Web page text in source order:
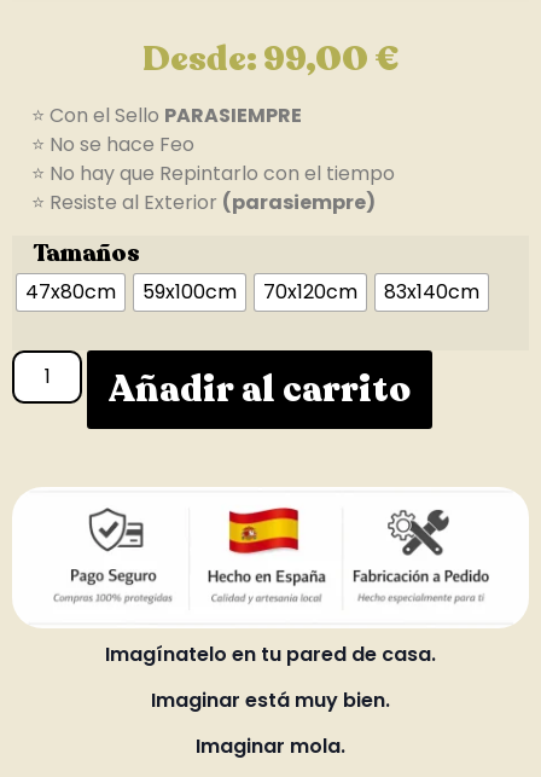
Desde:99,00€
⭐ Con el Sello PARASIEMPRE
⭐ No se hace Feo
⭐ No hay que Repintarlo con el tiempo
⭐ Resiste al Exterior (parasiempre)
Tamaños
47x80cm 59x100cm 70x120cm 83x140cm
Añadir al carrito
Imagínatelo en tu pared de casa.
Imaginar está muy bien.
Imaginar mola.